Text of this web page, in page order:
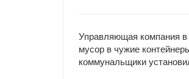
Управляющая компания в
мусор в чужие
коммунальщики